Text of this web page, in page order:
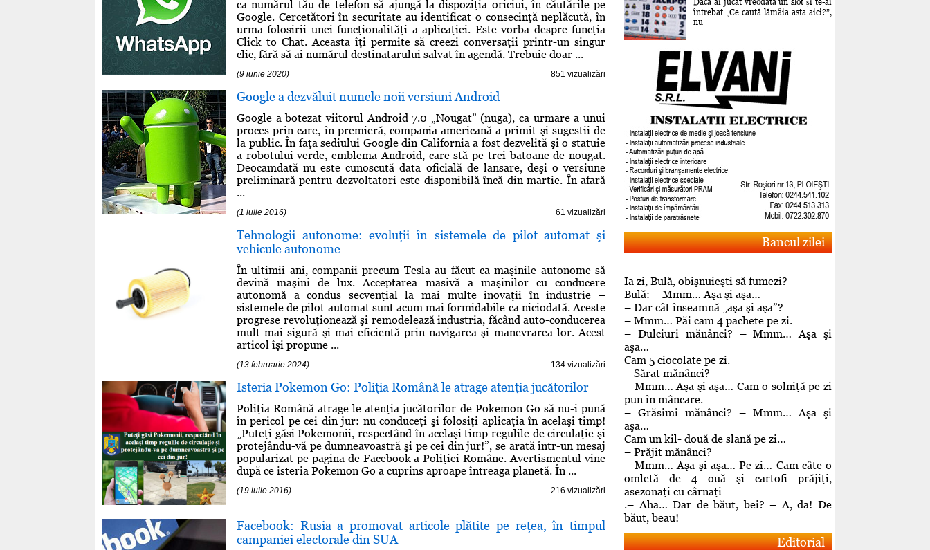
ca numărul tău de telefon să ajungă la dispoziţia oriciui, în căutările pe
Google. Cercetători în securitate au identificat o consecinţă neplăcută, în
urma folosirii unei funcţionalităţi a aplicaţiei. Este vorba despre funcţia
Click to Chat. Aceasta îţi permite să creezi conversaţii printr-un singur
clic, fără să ai numărul destinatarului salvat în agendă. Trebuie doar ...
(9 iunie 2020) 851 vizualizări
Google a dezvăluit numele noii versiuni Android
Google a botezat viitorul Android 7.0 „Nougat” (nuga), ca urmare a unui
proces prin care, în premieră, compania americană a primit şi sugestii de
la public. În faţa sediului Google din California a fost dezvelită şi o statuie
a robotului verde, emblema Android, care stă pe trei batoane de nougat.
Deocamdată nu este cunoscută data oficială de lansare, deşi o versiune
preliminară pentru dezvoltatori este disponibilă încă din martie. În afară
...
(1 iulie 2016) 61 vizualizări
Tehnologii autonome: evoluţii în sistemele de pilot automat şi
vehicule autonome
În ultimii ani, companii precum Tesla au făcut ca maşinile autonome să
devină maşini de lux. Acceptarea masivă a maşinilor cu conducere
autonomă a condus secvenţial la mai multe inovaţii în industrie –
sistemele de pilot automat sunt acum mai formidabile ca niciodată. Aceste
progrese revoluţionează şi remodelează industria, făcând auto-conducerea
mult mai sigură şi mai eficientă prin navigarea şi manevrarea lor. Acest
articol îşi propune ...
(13 februarie 2024) 134 vizualizări
Isteria Pokemon Go: Poliţia Română le atrage atenţia jucătorilor
Poliţia Română atrage le atenţia jucătorilor de Pokemon Go să nu-i pună
în pericol pe cei din jur: nu conduceţi şi folosiţi aplicaţia în acelaşi timp!
„Puteţi găsi Pokemonii, respectând în acelaşi timp regulile de circulaţie şi
protejându-vă pe dumneavoastră şi pe cei din jur!”, se arată într-un mesaj
popularizat pe pagina de Facebook a Poliţiei Române. Avertismentul vine
după ce isteria Pokemon Go a cuprins aproape întreaga planetă. În ...
(19 iulie 2016) 216 vizualizări
Facebook: Rusia a promovat articole plătite pe reţea, în timpul
campaniei electorale din SUA
întrebat „Ce caută lămâia asta aici?”,
nu
Bancul zilei
Ia zi, Bulă, obişnuieşti să fumezi?
Bulă: – Mmm… Aşa şi aşa…
– Dar cât înseamnă „aşa şi aşa”?
– Mmm… Păi cam 4 pachete pe zi.
– Dulciuri mănânci? – Mmm… Aşa şi
aşa…
Cam 5 ciocolate pe zi.
– Sărat mănânci?
– Mmm… Aşa şi aşa… Cam o solniţă pe zi
pun în mâncare.
– Grăsimi mănânci? – Mmm… Aşa şi
aşa…
Cam un kil- două de slană pe zi…
– Prăjit mănânci?
– Mmm… Aşa şi aşa… Pe zi… Cam câte o
omletă de 4 ouă şi cartofi prăjiţi,
asezonaţi cu cârnaţi
.– Aha… Dar de băut, bei? – A, da! De
băut, beau!
Editorial